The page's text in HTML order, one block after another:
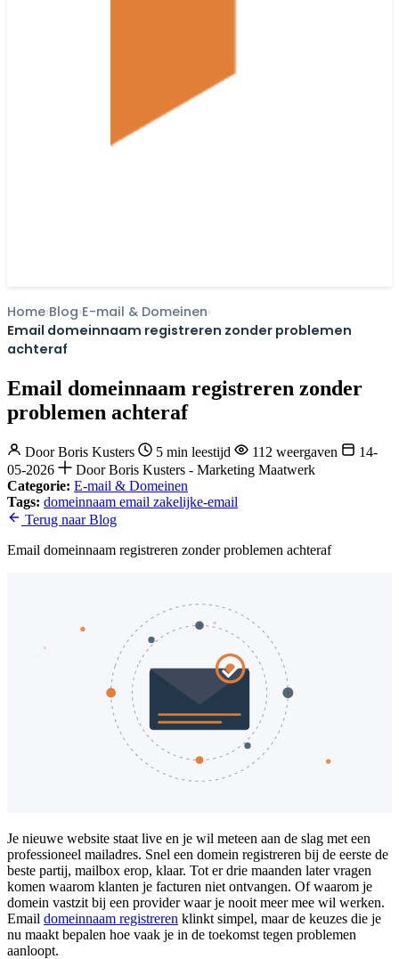
Home Blog E-mail & Domeinen
Email domeinnaam registreren zonder problemen
achteraf
Email domeinnaam registreren zonder
problemen achteraf
DoorBoris Kusters 5 min leestijd 112 weergaven
14-
05-2026
Door Boris Kusters - Marketing Maatwerk
Categorie: E-mail & Domeinen
Tags: domeinnaam email zakelijke-email
Terug naar Blog
Email domeinnaam registreren zonder problemen achteraf
Je nieuwe website staat live en je wil meteen aan de slag met een
professioneel mailadres. Snel een domein registreren bij de eerste de
beste partij, mailbox erop, klaar. Tot er drie maanden later vragen
komen waarom klanten je facturen niet ontvangen. Of waarom je
domein vastzit bij een provider waar je nooit meer mee wil werken.
Email domeinnaam registreren klinkt simpel, maar de keuzes die je
nu maakt bepalen hoe vaak je in de toekomst tegen problemen
aanloopt.